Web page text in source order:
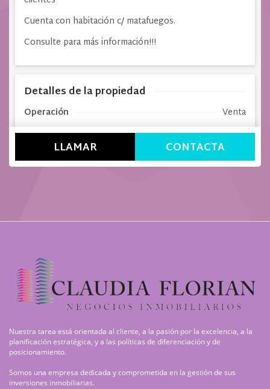
Nuestra tarea está orientada al cliente, a la pasión por la excelencia, a la
planificación estratégica, y a las políticas de diferenciación y de
posicionamiento.
Somos una empresa dedicada y comprometida en la gestión de sus
inversiones inmobiliarias.